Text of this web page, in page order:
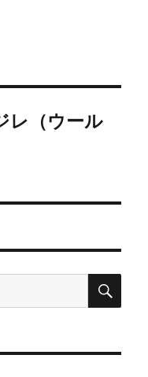
レ（ウール
検